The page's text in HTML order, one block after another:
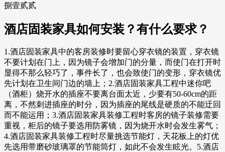
捌壹贰贰
酒店固装家具如何安装？有什么要求？
1.酒店固装家具中的客房装修时要留心穿衣镜的装置，穿衣镜
不要计划在门上，因为镜子会增加门的分量，而使门在打开时
显得不那么轻巧了，事件长了，也会致使门的变形，穿衣镜优
先计划在卫生间门边的墙上；2.酒店固装家具工程中迷你吧
（酒柜）烧开水的插座不要离台面太近，少要有50-60cm的距
离，不然刺进插座的时分，因为插座的尾线是硬质的不能迂回
而不能运用；3.酒店固装家具装修工程时客房的镜子装修需要
重视，柜后的镜子要选用防雾镜，因为烧开水时会发生雾气；
4.酒店固装家具装修工程时尽量挑选节能灯，天花板上的灯优
先选用带磨砂玻璃罩的节能筒灯，如此不会发生眩光。5.酒店